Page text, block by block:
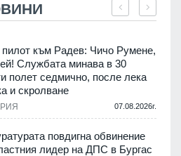
към Радев: Чичо Румене,
Службата минава в 30
полет седмично, после лека
и скролване
07.08.2026г.
повдигна обвинение
лидер на ДПС в Бургас